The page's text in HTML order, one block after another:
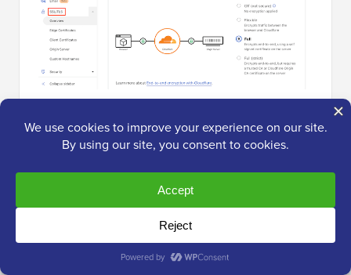
SSL/TLS'.
In questa sezione, seleziona 'Completa (strict)'.